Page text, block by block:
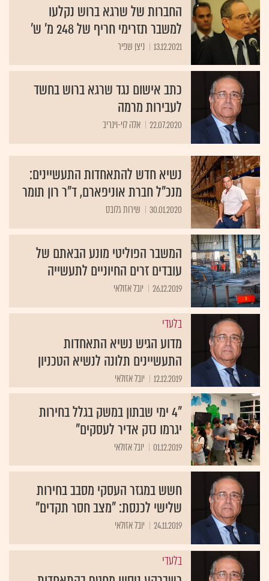
החברות של שרגא ברוש נקלעו
למשבר תזרימי חריף של 248 מ' ש'
13.12.2021 ניצן שפיר
כתב אישום נגד שרגא ברוש בחשד
לעבירות מרמה
22.07.2020 אלה לוי-וינריב
נשיא חדש להתאחדות התעשיינים:
מנכ"ל חברת אוניפארם, ד"ר רון תומר
30.01.2020 שירות גלובס
המשבר הפוליטי מונע הבאתם של
עובדים זרים החיוניים לתעשייה
26.12.2019 יובל אזולאי
בלעדי
מדוע הגיש נשיא התאחדות
התעשיינים תלונה לנשיא הטכניון
12.12.2019 יובל אזולאי
"4 ימי שבתון במשק בגלל בחירות
יגרמו נזק אדיר לעסקים"
01.12.2019 יובל אזולאי
חשש במגזר העסקי מסבב בחירות
שלישי לכנסת: "מצב חסר תקדים"
24.11.2019 יובל אזולאי
בלעדי